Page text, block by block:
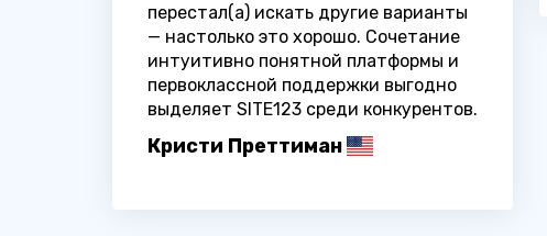
перестал(а) искать другие варианты
— настолько это хорошо. Сочетание
интуитивно понятной платформы и
первоклассной поддержки выгодно
выделяет SITE123 среди конкурентов.
Кристи Преттиман